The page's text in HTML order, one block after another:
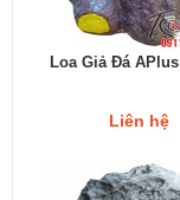
Loa Giả Đá APlus
Liên hệ